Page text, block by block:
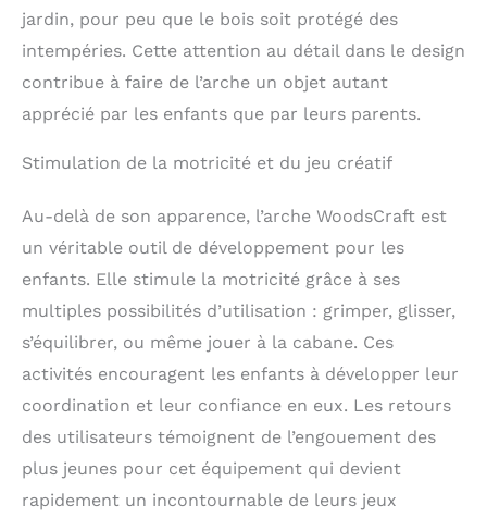
Contrairement aux
produits fabriqués à
partir de panneaux de
particules MDF, nos
produits en bois se
distinguent par leur
longévité. 𝐅𝐚𝐛𝐫𝐢𝐪𝐮é 𝐚𝐯𝐞𝐜
Chaque produit
WoodsCraft est
soigneusement fabriqué
dans notre atelier
familial en Pologne, où
des artisans
des fraiseuses CNC de
précision et des
pour créer un produit
d'une qualité et d'une
durabilité
jardin, pour peu que le bois soit protégé des
intempéries. Cette attention au détail dans le design
contribue à faire de l’arche un objet autant
apprécié par les enfants que par leurs parents.
Stimulation de la motricité et du jeu créatif
Au-delà de son apparence, l’arche WoodsCraft est
un véritable outil de développement pour les
enfants. Elle stimule la motricité grâce à ses
multiples possibilités d’utilisation : grimper, glisser,
s’équilibrer, ou même jouer à la cabane. Ces
activités encouragent les enfants à développer leur
coordination et leur confiance en eux. Les retours
des utilisateurs témoignent de l’engouement des
plus jeunes pour cet équipement qui devient
rapidement un incontournable de leurs jeux